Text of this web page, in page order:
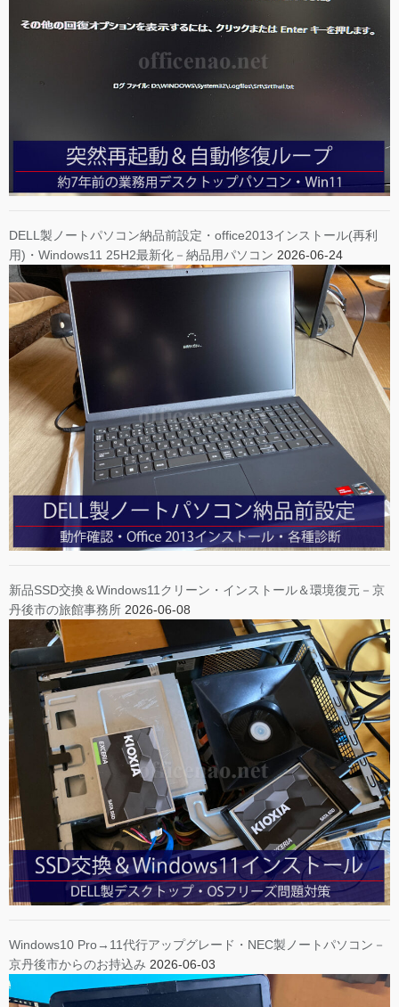
DELL製ノートパソコン納品前設定・office2013インストール(再利
用)・Windows11 25H2最新化－納品用パソコン 2026-06-24
新品SSD交換＆Windows11クリーン・インストール＆環境復元－京
丹後市の旅館事務所 2026-06-08
Windows10 Pro→11代行アップグレード・NEC製ノートパソコン－
京丹後市からのお持込み 2026-06-03